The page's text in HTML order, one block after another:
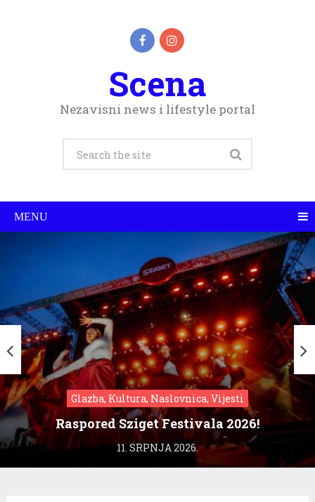
Scena
Nezavisni news i lifestyle portal
MENU
Glazba, Kultura, Naslovnica, Vijesti
Raspored Sziget Festivala 2026!
11. SRPNJA 2026.